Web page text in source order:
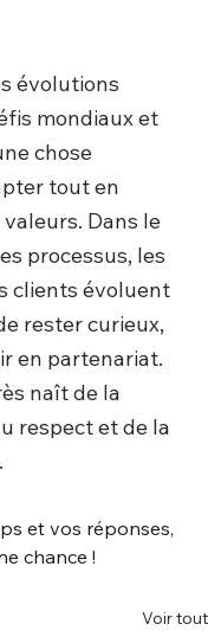
évolutions
mondiaux et
chose
tout en
Dans le
processus, les
clients évoluent
rester curieux,
en partenariat.
naît de la
respect et de la
et vos réponses,
chance !
Voir tout